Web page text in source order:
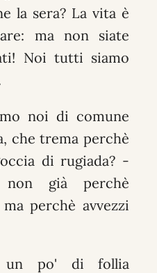
la sera? La vita è
ma non siate
Noi tutti siamo
noi di comune
che trema perchè
di rugiada? -
già perchè
perchè avvezzi
un po' di follia